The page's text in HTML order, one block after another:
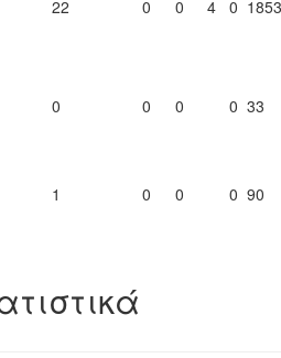
22 0 0 4 0 1853
0 0 0 0 33
1 0 0 0 90